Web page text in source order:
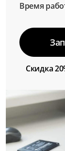
Время
Скидка